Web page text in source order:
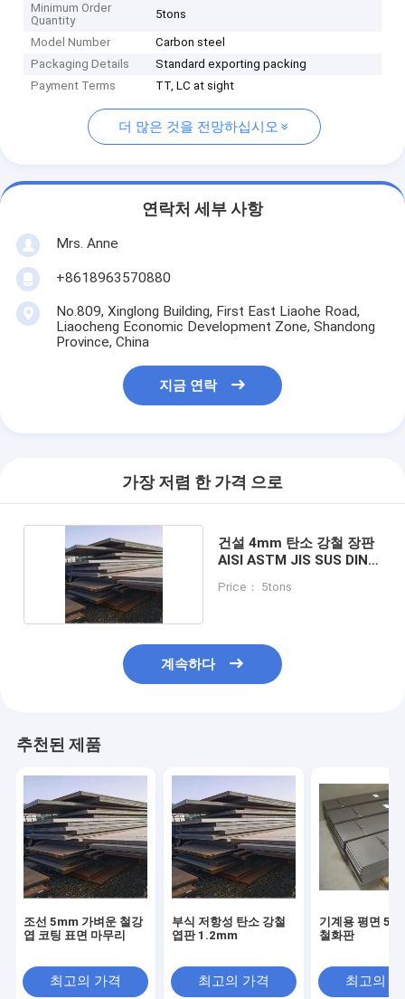
Minimum Order
Quantity
5tons
Model Number
Carbon steel
Packaging Details
Standard exporting packing
Payment Terms
TT, LC at sight
더 많은 것을 전망하십시오
연락처 세부 사항
Mrs. Anne
+8618963570880
No.809, Xinglong Building, First East Liaohe Road,
Liaocheng Economic Development Zone, Shandong
Province, China
지금 연락
가장 저렴 한 가격 으로
건설 4mm 탄소 강철 장판
AISI ASTM JIS SUS DIN
Price： 5tons
계속하다
추천된 제품
조선 5mm 가벼운 철강
엽 코팅 표면 마무리
최고의 가격
부식 저항성 탄소 강철
엽판 1.2mm
최고의 가격
기계용 평면
철화판
최고의